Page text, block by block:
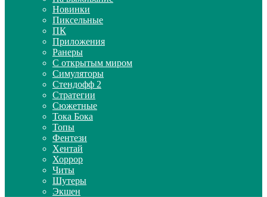
Новинки
Пиксельные
ПК
Приложения
Ранеры
С открытым миром
Симуляторы
Стендофф 2
Стратегии
Сюжетные
Тока Бока
Топы
Фентези
Хентай
Хоррор
Читы
Шутеры
Экшен